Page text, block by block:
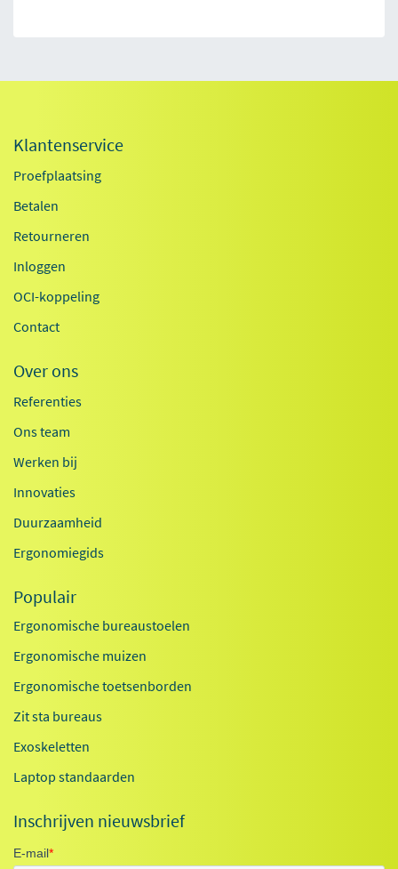
Klantenservice
Proefplaatsing
Betalen
Retourneren
Inloggen
OCI-koppeling
Contact
Over ons
Referenties
Ons team
Werken bij
Innovaties
Duurzaamheid
Ergonomiegids
Populair
Ergonomische bureaustoelen
Ergonomische muizen
Ergonomische toetsenborden
Zit sta bureaus
Exoskeletten
Laptop standaarden
Inschrijven nieuwsbrief